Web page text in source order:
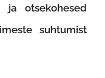
otsekohesed
suhtumist